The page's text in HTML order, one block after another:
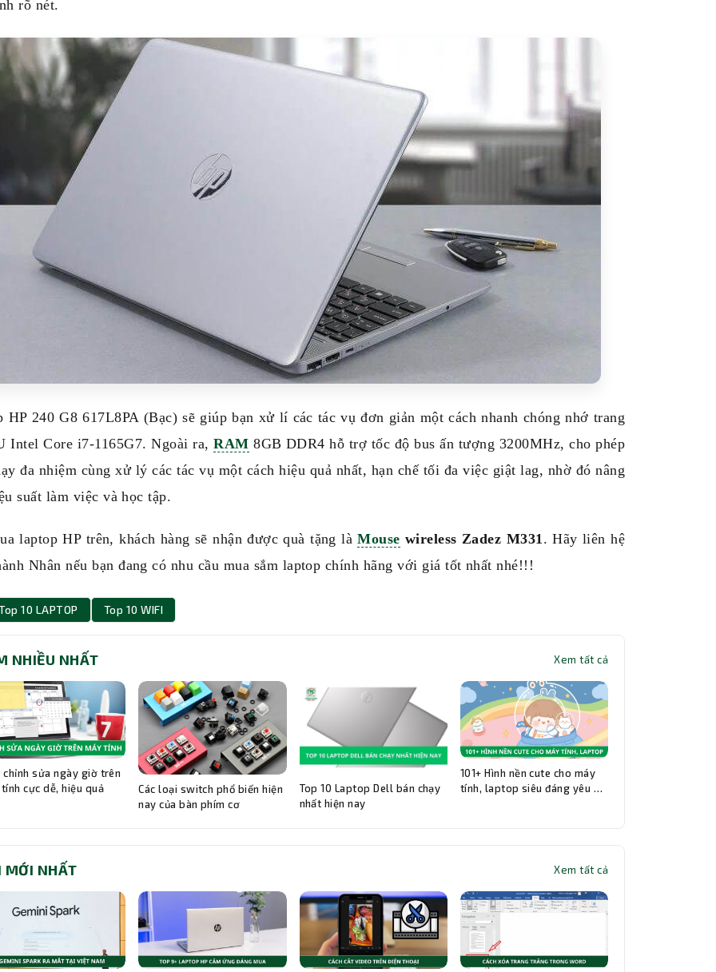
rõ nét.
HP 240 G8 617L8PA (Bạc) sẽ giúp bạn xử lí các tác vụ đơn giản một cách nhanh chóng nhớ trang
Intel Core i7-1165G7. Ngoài ra,RAM 8GB DDR4 hỗ trợ tốc độ bus ấn tượng 3200MHz, cho phép
đa nhiệm cùng xử lý các tác vụ một cách hiệu quả nhất, hạn chế tối đa việc giật lag, nhờ đó nâng
suất làm việc và học tập.
laptop HP trên, khách hàng sẽ nhận được quà tặng làMouse wireless Zadez M331. Hãy liên hệ
Nhân nếu bạn đang có nhu cầu mua sắm laptop chính hãng với giá tốt nhất nhé!!!
10 LAPTOP Top 10 WIFI
NHIỀU NHẤT Xem tất cả
chỉnh sửa ngày giờ trên
cực dễ, hiệu quả
Các loại switch phổ biến hiện
nay của bàn phím cơ
Top 10 Laptop Dell bán chạy
nhất hiện nay
101+ Hình nền cute cho máy
tính, laptop siêu đáng yêu và
MỚI NHẤT Xem tất cả
Thành Nhân TNC
Trợ lý AI • Phản hồi tức thì